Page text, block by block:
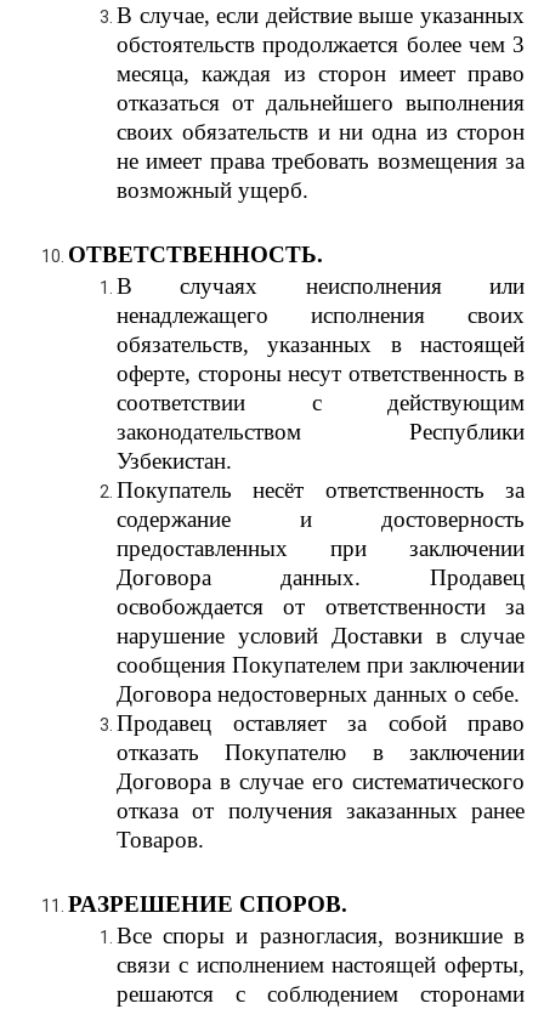
В случае, если действие выше указанных
обстоятельств продолжается более чем 3
месяца, каждая из сторон имеет право
отказаться от дальнейшего выполнения
своих обязательств и ни одна из сторон
не имеет права требовать возмещения за
возможный ущерб.
ОТВЕТСТВЕННОСТЬ.
В случаях неисполнения или
ненадлежащего исполнения своих
обязательств, указанных в настоящей
оферте, стороны несут ответственность в
соответствии с действующим
законодательством Республики
Узбекистан.
Покупатель несёт ответственность за
содержание и достоверность
предоставленных при заключении
Договора данных. Продавец
освобождается от ответственности за
нарушение условий Доставки в случае
сообщения Покупателем при заключении
Договора недостоверных данных о себе.
Продавец оставляет за собой право
отказать Покупателю в заключении
Договора в случае его систематического
отказа от получения заказанных ранее
Товаров.
РАЗРЕШЕНИЕ СПОРОВ.
Все споры и разногласия, возникшие в
связи с исполнением настоящей оферты,
решаются с соблюдением сторонами